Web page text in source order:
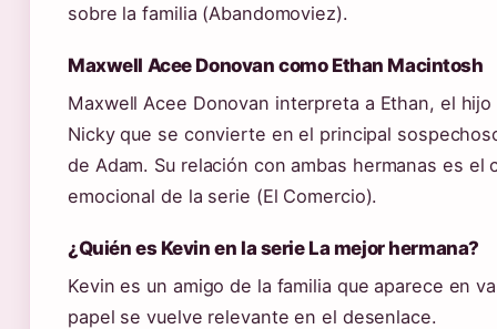
sobre la familia (Abandomoviez).
Maxwell Acee Donovan como Ethan Macintosh
Maxwell Acee Donovan interpreta a Ethan, el
Nicky que se convierte en el principal
de Adam. Su relación con ambas hermanas es el
emocional de la serie (El Comercio).
¿Quién es Kevin en la serie La mejor hermana?
Kevin es un amigo de la familia que aparece en
papel se vuelve relevante en el desenlace.